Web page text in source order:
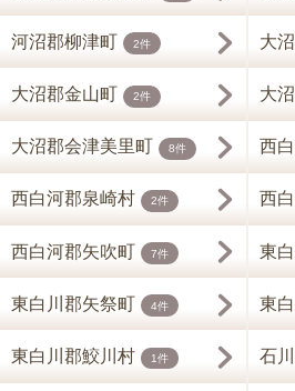
河沼郡柳津町 2件 大
大沼郡金山町 2件 大
大沼郡会津美里町 8件 西
西白河郡泉崎村 2件 西
西白河郡矢吹町 7件 東
東白川郡矢祭町 4件 東
東白川郡鮫川村 1件 石